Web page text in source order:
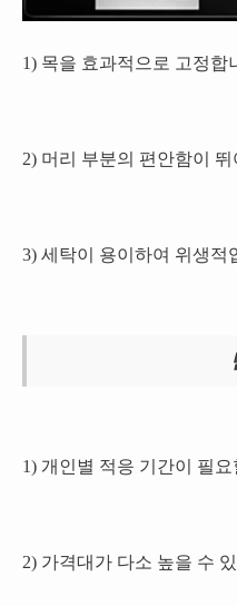
1) 목을 효과적으로 고정합
2) 머리 부분의 편안함이
3) 세탁이 용이하여 위생적
1) 개인별 적응 기간이 필
2) 가격대가 다소 높을 수